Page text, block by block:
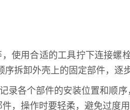
使用合适的工具拧下连接
拆卸外壳上的固定部件，逐
各个部件的安装位置和顺
，操作时要轻柔，避免过度用